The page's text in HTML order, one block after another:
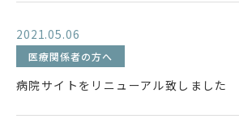
2021.05.06
医療関係者の方へ
病院サイトをリニューアル致しました